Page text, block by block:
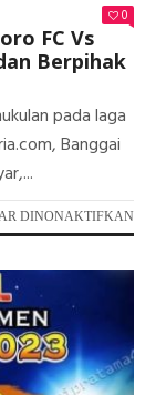
0
FC Vs
Berpihak
pada laga
Banggai
DINONAKTIFKAN
FC
VS